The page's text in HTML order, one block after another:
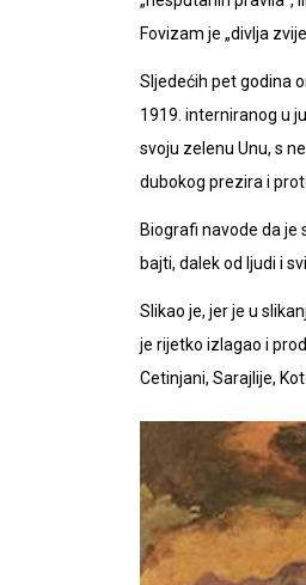
Fovizam je „divlja
Sljedećih pet godina
1919. interniranog u
svoju zelenu Unu, s
dubokog prezira i
Biografi navode da je
bajti, dalek od ljudi i
Slikao je, jer je u
je rijetko izlagao i
Cetinjani, Sarajlije,